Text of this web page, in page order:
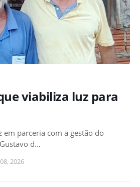
viabiliza luz para
em parceria com a gestão do
d…
2026